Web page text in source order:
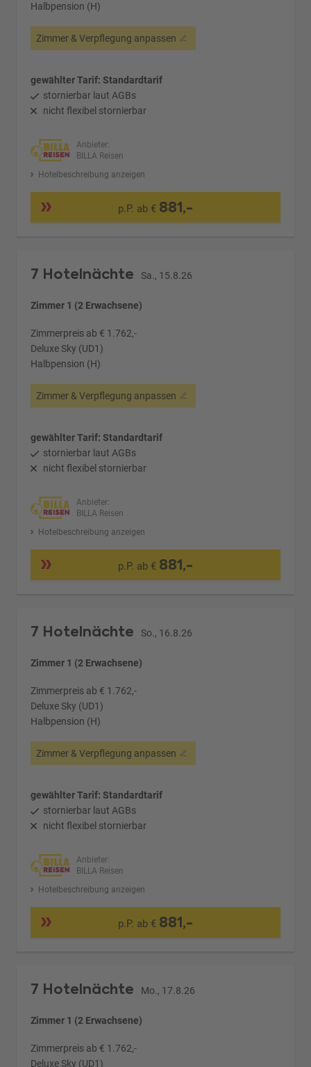
Halbpension (H)
Zimmer & Verpflegung anpassen
gewählter Tarif: Standardtarif
stornierbar laut AGBs
nicht flexibel stornierbar
Anbieter:
BILLA Reisen
Hotelbeschreibung anzeigen
p.P. ab € 881,-
7 Hotelnächte Sa., 15.8.26
Zimmer 1 (2 Erwachsene)
Zimmerpreis ab € 1.762,-
Deluxe Sky (UD1)
Halbpension (H)
Zimmer & Verpflegung anpassen
gewählter Tarif: Standardtarif
stornierbar laut AGBs
nicht flexibel stornierbar
Anbieter:
BILLA Reisen
Hotelbeschreibung anzeigen
p.P. ab € 881,-
7 Hotelnächte So., 16.8.26
Zimmer 1 (2 Erwachsene)
Zimmerpreis ab € 1.762,-
Deluxe Sky (UD1)
Halbpension (H)
Zimmer & Verpflegung anpassen
gewählter Tarif: Standardtarif
stornierbar laut AGBs
nicht flexibel stornierbar
Anbieter:
BILLA Reisen
Hotelbeschreibung anzeigen
p.P. ab € 881,-
7 Hotelnächte Mo., 17.8.26
Zimmer 1 (2 Erwachsene)
Zimmerpreis ab € 1.762,-
Deluxe Sky (UD1)